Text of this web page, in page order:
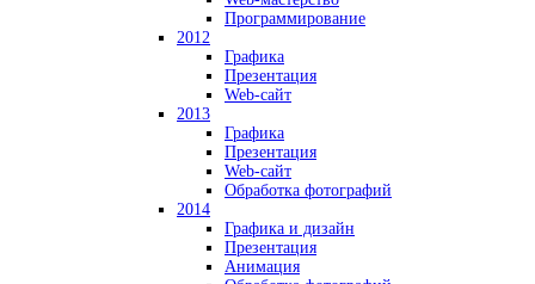
Программирование
2012
Графика
Презентация
Web-сайт
2013
Графика
Презентация
Web-сайт
Обработка фотографий
2014
Графика и дизайн
Презентация
Анимация